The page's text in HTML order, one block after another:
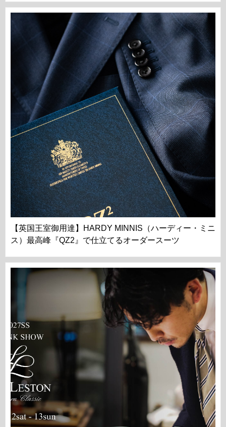
【英国王室御用達】HARDY MINNIS（ハーディー・ミニ
ス）最高峰『QZ2』で仕立てるオーダースーツ